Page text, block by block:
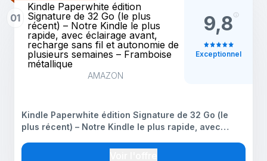
01
Kindle Paperwhite édition
Signature de 32 Go (le plus
récent) – Notre Kindle le plus
rapide, avec éclairage avant,
recharge sans fil et autonomie de
plusieurs semaines – Framboise
métallique
AMAZON
Kindle Paperwhite édition Signature de 32 Go (le
plus récent) – Notre Kindle le plus rapide, avec
plusieurs semaines – Framboise métallique
9,8
Exceptionnel